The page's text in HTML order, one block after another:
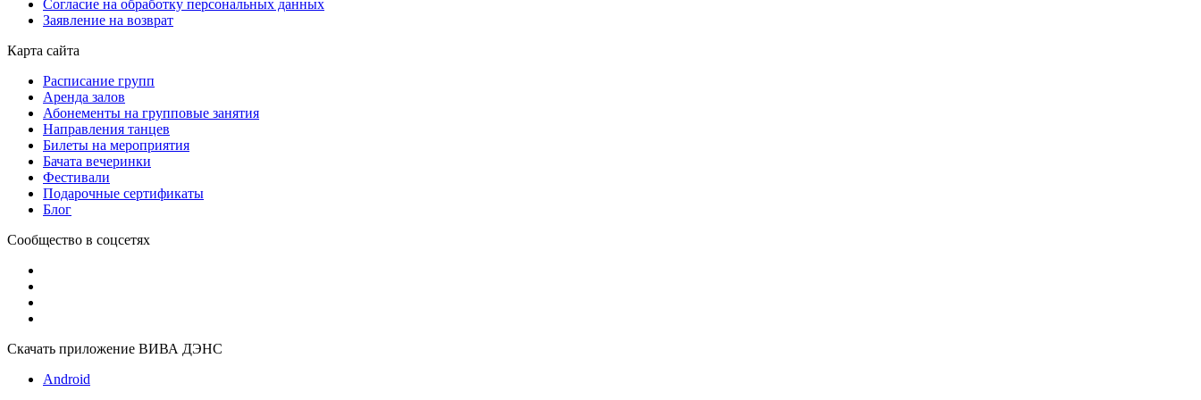
Согласие на обработку персональных данных
Заявление на возврат
Карта сайта
Расписание групп
Аренда залов
Абонементы на групповые занятия
Направления танцев
Билеты на мероприятия
Бачата вечеринки
Фестивали
Подарочные сертификаты
Блог
Сообщество в соцсетях
Скачать приложение ВИВА ДЭНС
Android